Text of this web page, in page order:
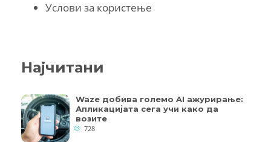
Услови за користење
Најчитани
Waze добива големо AI ажурирање:
Апликацијата сега учи како да
возите
728